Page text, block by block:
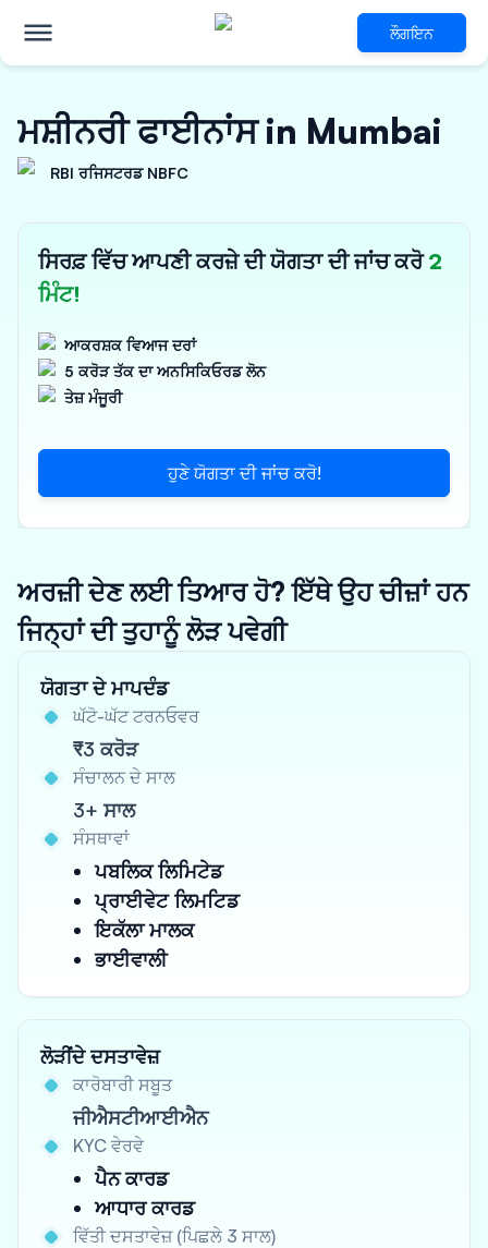
ਲੌਗਇਨ
ਮਸ਼ੀਨਰੀ ਫਾਈਨਾਂਸ in Mumbai
RBI ਰਜਿਸਟਰਡ NBFC
ਸਿਰਫ਼ ਵਿੱਚ ਆਪਣੀ ਕਰਜ਼ੇ ਦੀ ਯੋਗਤਾ ਦੀ ਜਾਂਚ ਕਰੋ2
ਮਿੰਟ!
ਆਕਰਸ਼ਕ ਵਿਆਜ ਦਰਾਂ
5 ਕਰੋੜ ਤੱਕ ਦਾ ਅਨਸਿਕਿਓਰਡ ਲੋਨ
ਤੇਜ਼ ਮੰਜੂਰੀ
ਹੁਣੇ ਯੋਗਤਾ ਦੀ ਜਾਂਚ ਕਰੋ!
ਅਰਜ਼ੀ ਦੇਣ ਲਈ ਤਿਆਰ ਹੋ? ਇੱਥੇ ਉਹ ਚੀਜ਼ਾਂ ਹਨ
ਜਿਨ੍ਹਾਂ ਦੀ ਤੁਹਾਨੂੰ ਲੋੜ ਪਵੇਗੀ
ਯੋਗਤਾ ਦੇ ਮਾਪਦੰਡ
ਘੱਟੋ-ਘੱਟ ਟਰਨਓਵਰ
₹3 ਕਰੋੜ
ਸੰਚਾਲਨ ਦੇ ਸਾਲ
3+ ਸਾਲ
ਸੰਸਥਾਵਾਂ
ਪਬਲਿਕ ਲਿਮਿਟੇਡ
ਪ੍ਰਾਈਵੇਟ ਲਿਮਟਿਡ
ਇਕੱਲਾ ਮਾਲਕ
ਭਾਈਵਾਲੀ
ਲੋੜੀਂਦੇ ਦਸਤਾਵੇਜ਼
ਕਾਰੋਬਾਰੀ ਸਬੂਤ
ਜੀਐਸਟੀਆਈਐਨ
KYC ਵੇਰਵੇ
ਪੈਨ ਕਾਰਡ
ਆਧਾਰ ਕਾਰਡ
ਵਿੱਤੀ ਦਸਤਾਵੇਜ਼ (ਪਿਛਲੇ 3 ਸਾਲ)